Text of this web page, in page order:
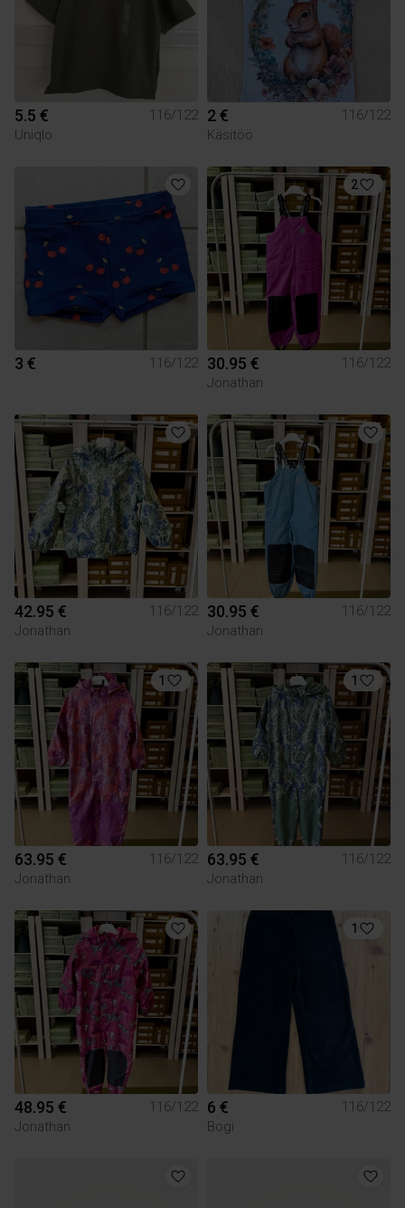
5.5 €
116/122
Uniqlo
2 €
116/122
Käsitöö
3 € 116/122
2
30.95 €
116/122
Jonathan
42.95 €
116/122
Jonathan
30.95 €
116/122
Jonathan
1
63.95 €
116/122
Jonathan
1
63.95 €
116/122
Jonathan
48.95 €
116/122
Jonathan
1
6 €
116/122
Bogi